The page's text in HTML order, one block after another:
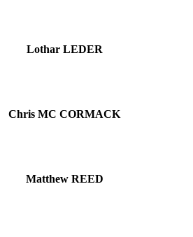
Lothar LEDER
Chris MC CORMACK
Matthew REED